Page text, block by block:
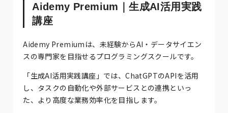
Aidemy Premium｜生成AI活用実践
講座
Aidemy Premiumは、未経験からAI・データサイエン
スの専門家を目指せるプログラミングスクールです。
「生成AI活用実践講座」では、ChatGPTのAPIを活用
し、タスクの自動化や外部サービスとの連携といっ
た、より高度な業務効率化を目指します。